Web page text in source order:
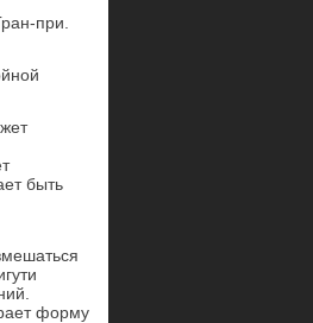
при.
быть
форму